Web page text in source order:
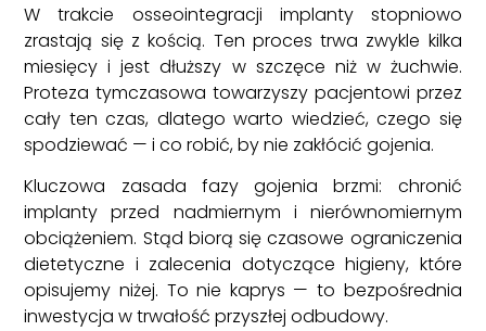
W trakcie osseointegracji implanty stopniowo
zrastają się z kością. Ten proces trwa zwykle kilka
miesięcy i jest dłuższy w szczęce niż w żuchwie.
Proteza tymczasowa towarzyszy pacjentowi przez
cały ten czas, dlatego warto wiedzieć, czego się
spodziewać — i co robić, by nie zakłócić gojenia.
Kluczowa zasada fazy gojenia brzmi: chronić
implanty przed nadmiernym i nierównomiernym
obciążeniem. Stąd biorą się czasowe ograniczenia
dietetyczne i zalecenia dotyczące higieny, które
opisujemy niżej. To nie kaprys — to bezpośrednia
inwestycja w trwałość przyszłej odbudowy.